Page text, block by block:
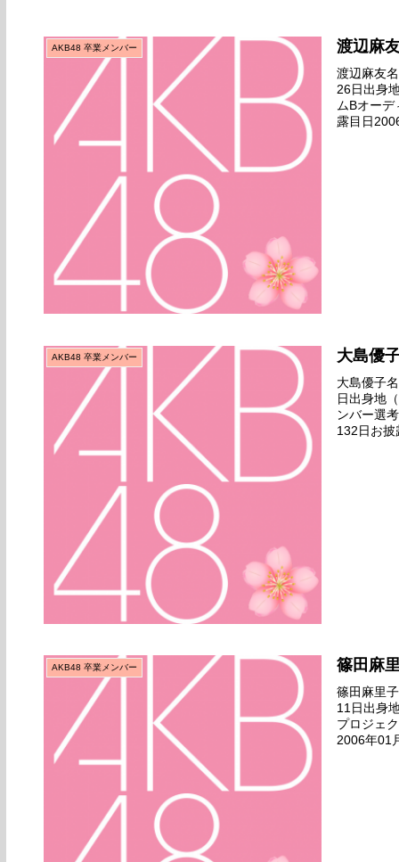
AKB48 卒業メンバー 渡辺麻
渡辺麻友
26日出身
ムBオー
露目日
AKB48 卒業メンバー 大島優
大島優子
日出身地
ンバー選
132日お
AKB48 卒業メンバー 篠田麻
篠田麻里
11日出身
プロジェ
2006年01